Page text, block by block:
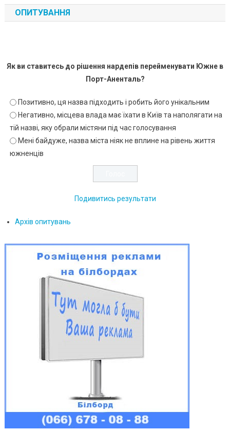
ОПИТУВАННЯ
Як ви ставитесь до рішення нардепів перейменувати Южне в
Порт-Аненталь?
Позитивно, ця назва підходить і робить його унікальним
Негативно, місцева влада має їхати в Київ та наполягати на
тій назві, яку обрали містяни під час голосування
Мені байдуже, назва міста ніяк не вплине на рівень життя
южненців
Подивитись результати
Архів опитувань